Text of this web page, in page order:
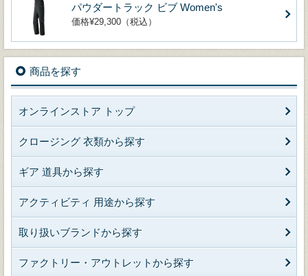
パウダートラック ビブ Women's
価格¥29,300（税込）
商品を探す
オンラインストア トップ
クロージング 衣類から探す
ギア 道具から探す
アクティビティ 用途から探す
取り扱いブランドから探す
ファクトリー・アウトレットから探す